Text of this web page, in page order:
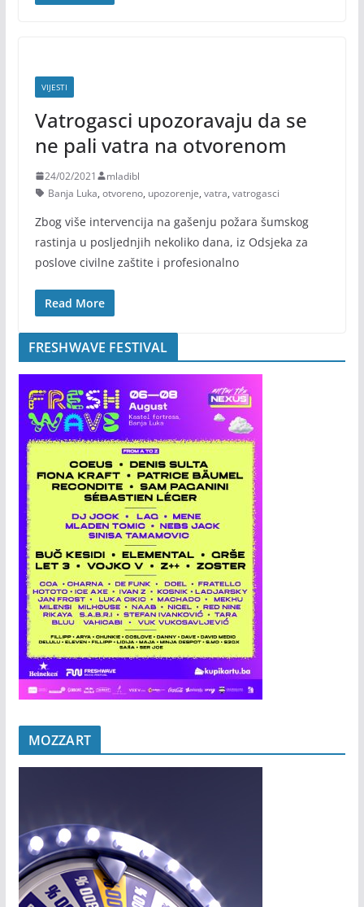
VIJESTI
Vatrogasci upozoravaju da se
ne pali vatra na otvorenom
24/02/2021
mladibl
Banja Luka, otvoreno, upozorenje, vatra, vatrogasci
Zbog više intervencija na gašenju požara šumskog
rastinja u posljednjih nekoliko dana, iz Odsjeka za
poslove civilne zaštite i profesionalno
Read More
FRESHWAVE FESTIVAL
MOZZART